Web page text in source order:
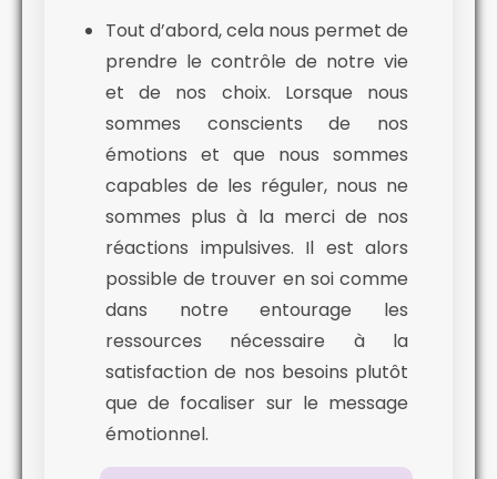
Tout d’abord, cela nous permet de
prendre le contrôle de notre vie
et de nos choix. Lorsque nous
sommes conscients de nos
émotions et que nous sommes
capables de les réguler, nous ne
sommes plus à la merci de nos
réactions impulsives. Il est alors
possible de trouver en soi comme
dans notre entourage les
ressources nécessaire à la
satisfaction de nos besoins plutôt
que de focaliser sur le message
émotionnel.